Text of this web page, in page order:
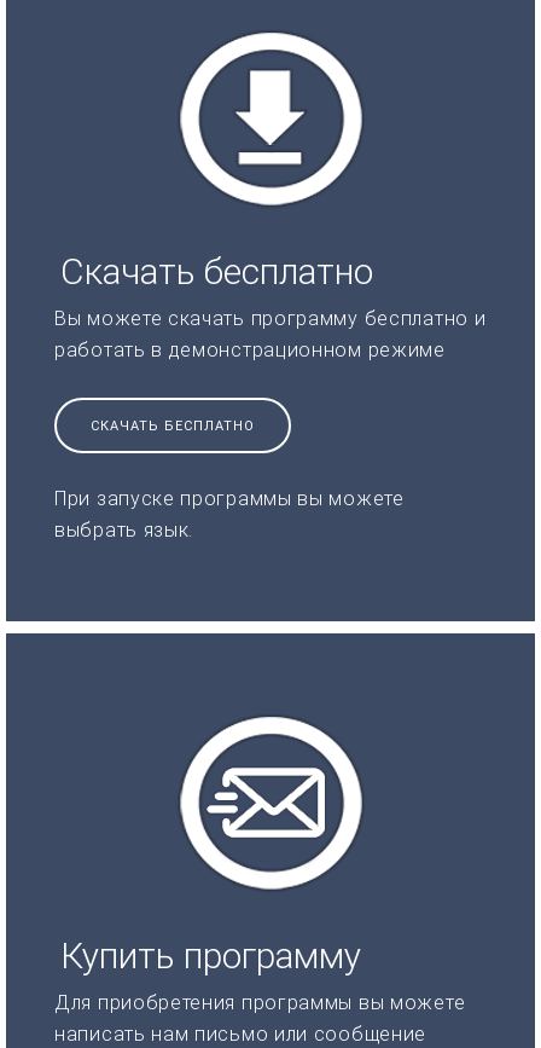
Скачать бесплатно
Вы можете скачать программу бесплатно и
работать в демонстрационном режиме
СКАЧАТЬ БЕСПЛАТНО
При запуске программы вы можете
выбрать язык.
Купить программу
Для приобретения программы вы можете
написать нам письмо или сообщение